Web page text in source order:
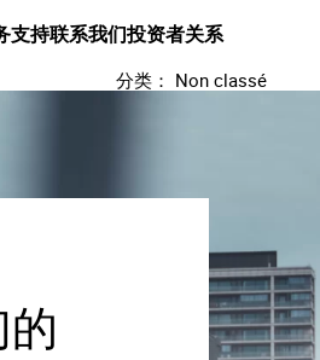
支持联系我们投资者关系
分类： Non classé